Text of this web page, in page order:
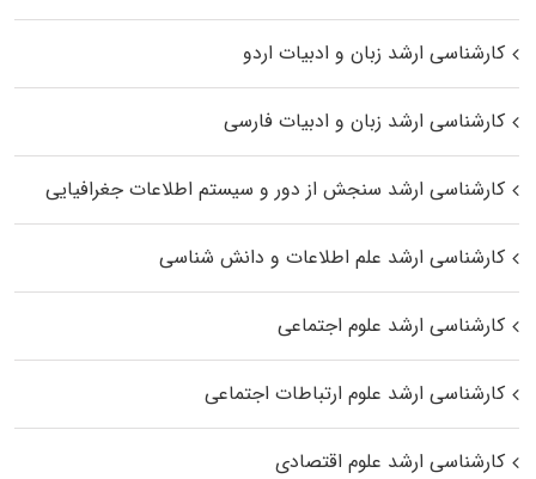
کارشناسی ارشد زبان و ادبیات اردو
کارشناسی ارشد زبان و ادبیات فارسی
کارشناسی ارشد سنجش از دور و سیستم اطلاعات جغرافیایی
کارشناسی ارشد علم اطلاعات و دانش شناسی
کارشناسی ارشد علوم اجتماعی
کارشناسی ارشد علوم ارتباطات اجتماعی
کارشناسی ارشد علوم اقتصادی